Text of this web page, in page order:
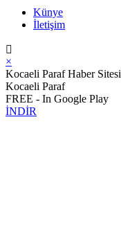
Künye
İletişim
×
Kocaeli Paraf Haber Sitesi
Kocaeli Paraf
FREE - In Google Play
İNDİR